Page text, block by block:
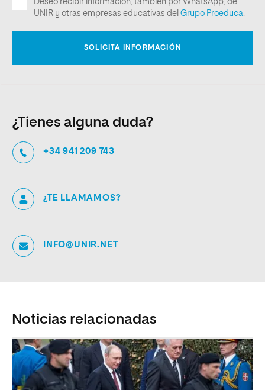
¿Tienes alguna duda?
+34 941 209 743
¿TE LLAMAMOS?
INFO@UNIR.NET
Noticias relacionadas